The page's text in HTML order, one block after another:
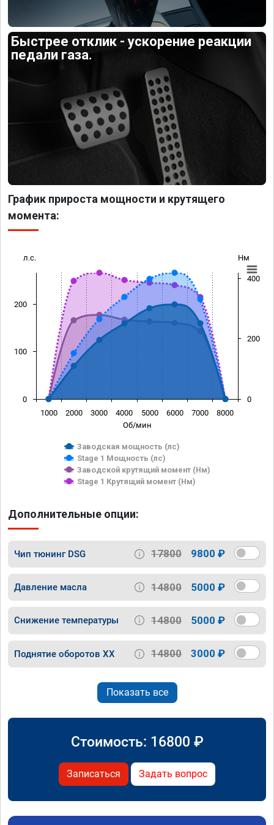
Быстрее отклик - ускорение реакции
педали газа.
График прироста мощности и крутящего
момента:
Об/мин
л.с. Нм
Заводская мощность (лс)
Stage 1 Мощность (лс)
Заводской крутящий момент (Нм)
Stage 1 Крутящий момент (Нм)
1000 2000 3000 4000 5000 6000 7000 8000
0
100
200
0
200
400
Дополнительные опции:
Чип тюнинг DSG 17800 9800 ₽
Давление масла 14800 5000 ₽
Снижение температуры 14800 5000 ₽
Поднятие оборотов ХХ 14800 3000 ₽
Показать все
Стоимость: 16800 ₽
Записаться Задать вопрос